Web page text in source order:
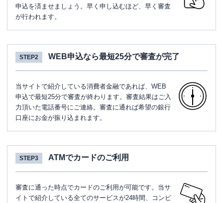
申込を済ませましょう。早く申し込むほど、早く審査
が行われます。
STEP2 WEB申込なら最短25分で審査が完了
当サイトで紹介している消費者金融であれば、WEB
申込で最短25分で審査が終わります。審査結果はご入
力頂いた電話番号にご連絡。審査に通れば希望の銀行
口座にお金が振り込まれます。
STEP3 ATMでカードのご利用
審査に通った時点でカードのご利用が可能です。当サ
イトで紹介している全てのサービスが24時間、コンビ